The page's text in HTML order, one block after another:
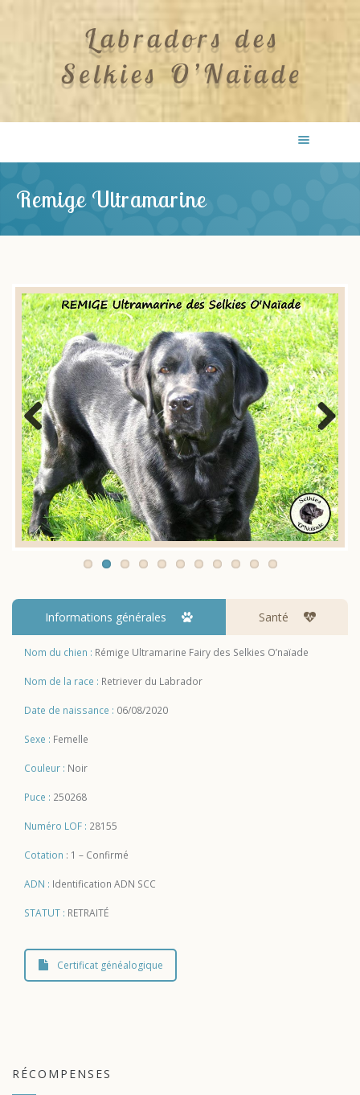
Remige Ultramarine
Previous Next
Informations générales Santé
Nom du chien : Rémige Ultramarine Fairy des Selkies O’naïade
Nom de la race : Retriever du Labrador
Date de naissance : 06/08/2020
Sexe : Femelle
Couleur : Noir
Puce : 250268
Numéro LOF : 28155
Cotation : 1 – Confirmé
ADN : Identification ADN SCC
STATUT : RETRAITÉ
Certificat généalogique
RÉCOMPENSES